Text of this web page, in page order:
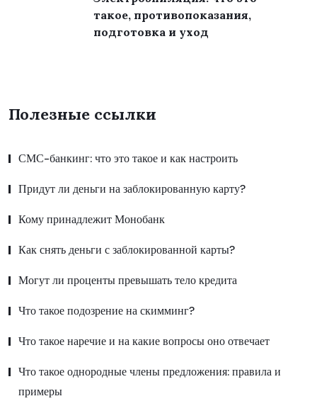
такое, противопоказания,
подготовка и уход
Полезные ссылки
СМС-банкинг: что это такое и как настроить
Придут ли деньги на заблокированную карту?
Кому принадлежит Монобанк
Как снять деньги с заблокированной карты?
Могут ли проценты превышать тело кредита
Что такое подозрение на скимминг?
Что такое наречие и на какие вопросы оно отвечает
Что такое однородные члены предложения: правила и
примеры